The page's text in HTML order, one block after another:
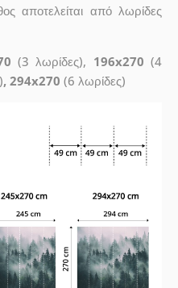
αποτελείται από λωρίδες
(3 λωρίδες), 196x270 (4
, 294x270 (6 λωρίδες)